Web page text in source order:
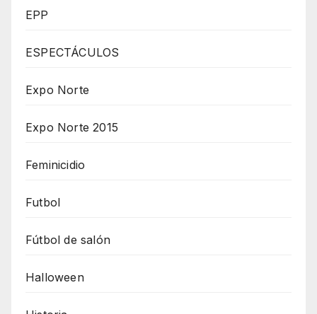
EPP
ESPECTÁCULOS
Expo Norte
Expo Norte 2015
Feminicidio
Futbol
Fútbol de salón
Halloween